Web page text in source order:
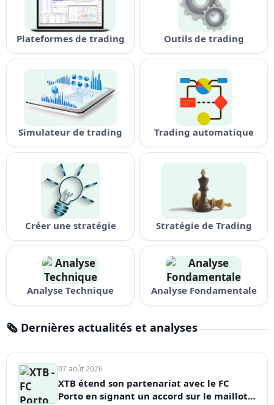
Plateformes de trading Outils de trading
Simulateur de trading Trading automatique
Créer une stratégie Stratégie de Trading
Analyse Technique Analyse Fondamentale
🗞 Dernières actualités et analyses
07 août 2026
XTB étend son partenariat avec le FC
Porto en signant un accord sur le maillot